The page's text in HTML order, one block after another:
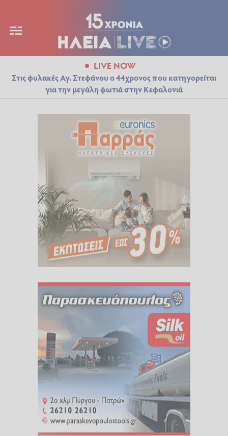
LIVE NOW
Στις φυλακές Αγ. Στεφάνου ο 44χρονος που κατηγορείται
για την μεγάλη φωτιά στην Κεφαλονιά